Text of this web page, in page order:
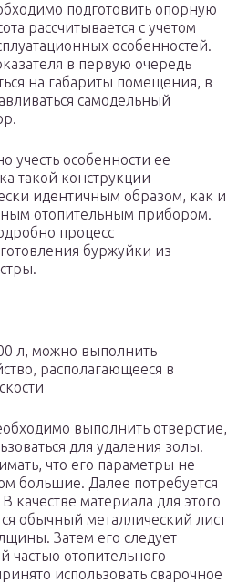
подготовить опорную
рассчитывается с учетом
особенностей.
в первую очередь
на габариты помещения, в
самодельный
учесть особенности ее
такой конструкции
идентичным образом, как и
отопительным прибором.
процесс
буржуйки из
л, можно выполнить
располагающееся в
выполнить отверстие,
для удаления золы.
что его параметры не
большие. Далее потребуется
качестве материала для этого
обычный металлический лист
Затем его следует
частью отопительного
использовать сварочное